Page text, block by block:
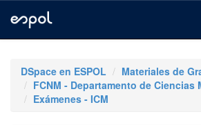
navigationDSpace en ESPOL
Materiales de
FCNM - Departamento de Ciencias
Exámenes - ICM